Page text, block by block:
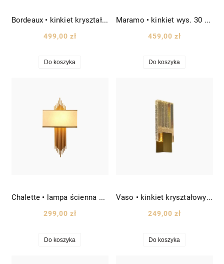
Bordeaux • kinkiet kryształowy wys. 58 cm złoty mosiądz
499,00 zł
Do koszyka
Maramo • kinkiet wys. 30 cm złoty mosiądz
459,00 zł
Do koszyka
Chalette • lampa ścienna z abażurem wys. 65 cm złoto-biała
299,00 zł
Do koszyka
Vaso • kinkiet kryształowy wys. 28 cm złoty mosiądz
249,00 zł
Do koszyka